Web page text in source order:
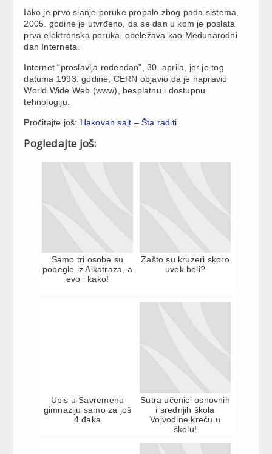
Iako je prvo slanje poruke propalo zbog pada sistema,
2005. godine je utvrđeno, da se dan u kom je poslata
prva elektronska poruka, obeležava kao Međunarodni
dan Interneta.
Internet “proslavlja rođendan”, 30. aprila, jer je tog
datuma 1993. godine, CERN objavio da je napravio
World Wide Web (www), besplatnu i dostupnu
tehnologiju.
Pročitajte još: Hakovan sajt – Šta raditi
Pogledajte još:
Samo tri osobe su
pobegle iz Alkatraza, a
evo i kako!
Zašto su kruzeri skoro
uvek beli?
Upis u Savremenu
gimnaziju samo za još
4 đaka
Sutra učenici osnovnih
i srednjih škola
Vojvodine kreću u
školu!